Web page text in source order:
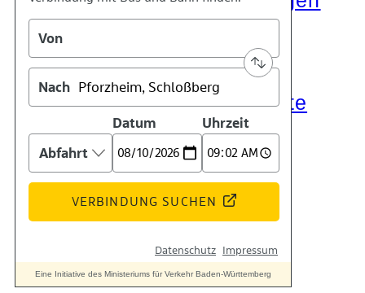
Tätigkeitsberichte
Kooperationen